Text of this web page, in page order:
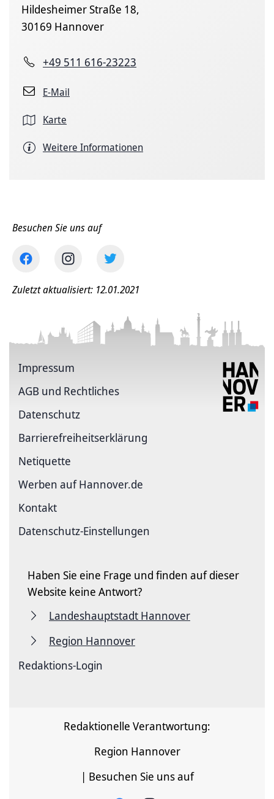
Hildesheimer Straße 18,
30169 Hannover
+49 511 616-23223
E-Mail
Karte
Weitere Informationen
Besuchen Sie uns auf
Zuletzt aktualisiert: 12.01.2021
Impressum
AGB und Rechtliches
Datenschutz
Barriere­freiheits­erklärung
Netiquette
Werben auf Hannover.de
Kontakt
Datenschutz-Einstellungen
Haben Sie eine Frage und finden auf dieser
Website keine Antwort?
Landeshauptstadt Hannover
Region Hannover
Redaktions-Login
Redaktionelle Verantwortung:
Region Hannover
| Besuchen Sie uns auf